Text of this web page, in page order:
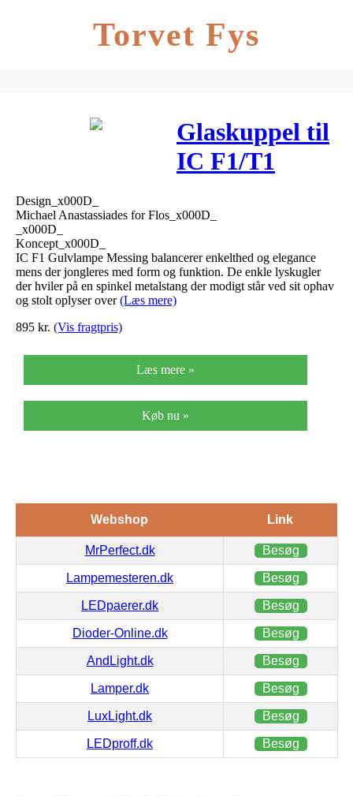
Torvet Fys
Glaskuppel til
IC F1/T1
Design_x000D_
Michael Anastassiades for Flos_x000D_
_x000D_
Koncept_x000D_
IC F1 Gulvlampe Messing balancerer enkelthed og elegance
mens der jongleres med form og funktion. De enkle lyskugler
der hviler på en spinkel metalstang der modigt står ved sit ophav
og stolt oplyser over(Læs mere)
895 kr. (Vis fragtpris)
Læs mere »
Køb nu »
Webshop Link
MrPerfect.dk Besøg
Lampemesteren.dk Besøg
LEDpaerer.dk Besøg
Dioder-Online.dk Besøg
AndLight.dk Besøg
Lamper.dk Besøg
LuxLight.dk Besøg
LEDproff.dk Besøg